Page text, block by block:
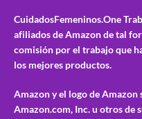
CuidadosFemeninos.One
afiliados de Amazon de tal
comisión por el trabajo que
los mejores productos.
Amazon y el logo de Amazon
Amazon.com, Inc. u otros de